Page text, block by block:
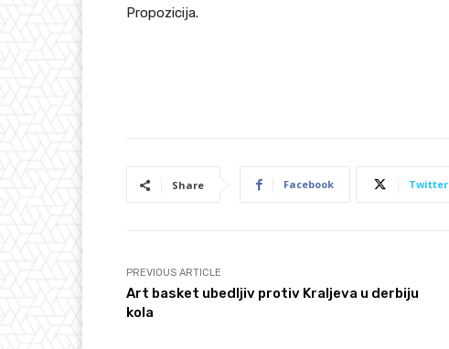
Propozicija.
Share Facebook Twitter
PREVIOUS ARTICLE
Art basket ubedljiv protiv Kraljeva u derbiju
kola